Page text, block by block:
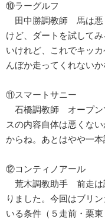
⑩ラーグルフ
田中勝調教師 馬は悪
けど、ダートを試して
いけれど、これでキッ
んぼか走ってくれないか
⑪スマートサニー
石橋調教師 オープン
スの内容自体は悪くな
からね。あとはやや一
⑫コンティノアール
荒木調教助手 前走は
りました。今回はブリ
いる条件（５走前・栗